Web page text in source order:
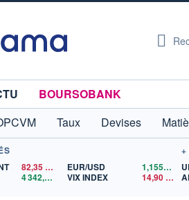
BOURSOBANK
Taux Devises
82,35$US
4 342,26 $US
EUR/USD 1,1559$US
VIX INDEX
14,90
+